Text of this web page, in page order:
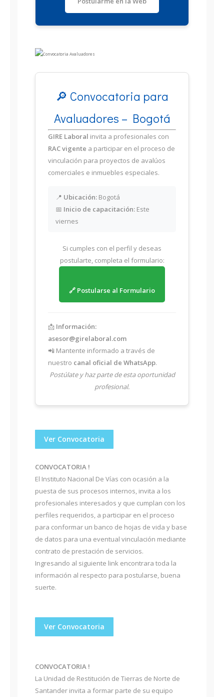
🔎 Convocatoria para
Avaluadores – Bogotá
GIRE Laboral invita a profesionales con
RAC vigente a participar en el proceso de
vinculación para proyectos de avalúos
comerciales e inmuebles especiales.
📍 Ubicación: Bogotá
📅 Inicio de capacitación: Este
viernes
Si cumples con el perfil y deseas
postularte, completa el formulario:
🔗 Postularse al Formulario
📩 Información:
asesor@girelaboral.com
📲 Mantente informado a través de
nuestro canal oficial de WhatsApp.
Postúlate y haz parte de esta oportunidad
profesional.
Ver Convocatoria
CONVOCATORIA !
El Instituto Nacional De Vías con ocasión a la
puesta de sus procesos internos, invita a los
profesionales interesados y que cumplan con los
perfiles requeridos, a participar en el proceso
para conformar un banco de hojas de vida y base
de datos para una eventual vinculación mediante
contrato de prestación de servicios.
Ingresando al siguiente link encontrara toda la
información al respecto para postularse, buena
suerte.
Ver Convocatoria
CONVOCATORIA !
La Unidad de Restitución de Tierras de Norte de
Santander invita a formar parte de su equipo